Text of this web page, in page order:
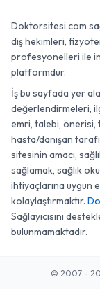
Doktorsitesi.com
diş hekimleri,
profesyonelleri ile
platformdur.
İş bu sayfada yer
değerlendirmeleri,
emri, talebi, önerisi,
hasta/danışan
sitesinin amacı,
sağlamak, sağlık
ihtiyaçlarına uygun
kolaylaştırmaktır.
Sağlayıcısını
bulunmamaktadır.
© 2007 -